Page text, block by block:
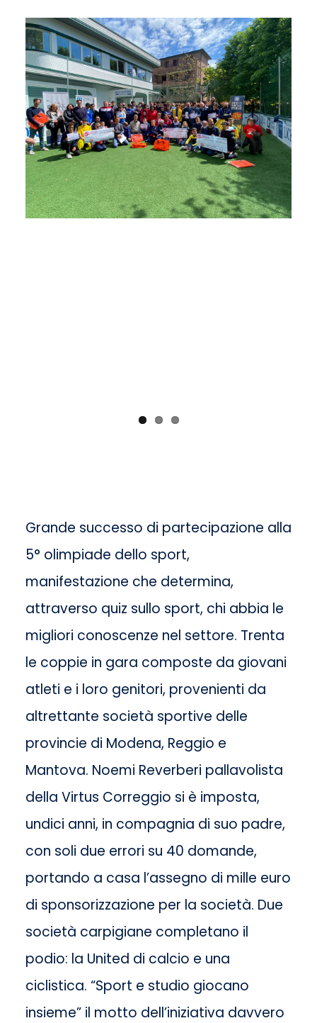
LAVORA CON NOI
CONTATTI
Grande successo di partecipazione alla
5° olimpiade dello sport,
manifestazione che determina,
attraverso quiz sullo sport, chi abbia le
migliori conoscenze nel settore. Trenta
le coppie in gara composte da giovani
atleti e i loro genitori, provenienti da
altrettante società sportive delle
provincie di Modena, Reggio e
Mantova. Noemi Reverberi pallavolista
della Virtus Correggio si è imposta,
undici anni, in compagnia di suo padre,
con soli due errori su 40 domande,
portando a casa l’assegno di mille euro
di sponsorizzazione per la società. Due
società carpigiane completano il
podio: la United di calcio e una
ciclistica. “Sport e studio giocano
insieme” il motto dell’iniziativa davvero